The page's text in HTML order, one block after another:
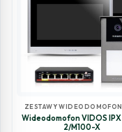
ZESTAWY
Wideodomofon VIDOS IPX
2/M100-X